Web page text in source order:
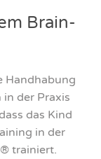
Brain-
Hand­ha­bung
der Pra­xis
das Kind
in der
trai­niert.